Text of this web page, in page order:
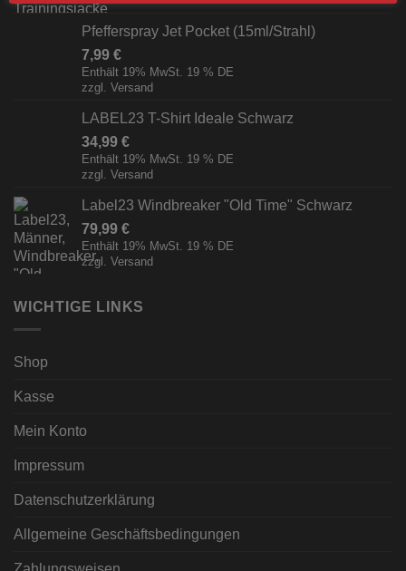
Pfefferspray Jet Pocket (15ml/Strahl)
7,99 €
Enthält 19% MwSt. 19 % DE
zzgl. Versand
LABEL23 T-Shirt Ideale Schwarz
34,99 €
Enthält 19% MwSt. 19 % DE
zzgl. Versand
Label23 Windbreaker "Old Time" Schwarz
79,99 €
Enthält 19% MwSt. 19 % DE
zzgl. Versand
WICHTIGE LINKS
Shop
Kasse
Mein Konto
Impressum
Datenschutzerklärung
Allgemeine Geschäftsbedingungen